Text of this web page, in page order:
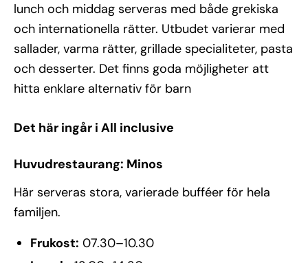
lunch och middag serveras med både grekiska
och internationella rätter. Utbudet varierar med
sallader, varma rätter, grillade specialiteter, pasta
och desserter. Det finns goda möjligheter att
hitta enklare alternativ för barn
Det här ingår i All inclusive
Huvudrestaurang: Minos
Här serveras stora, varierade bufféer för hela
familjen.
Frukost: 07.30–10.30